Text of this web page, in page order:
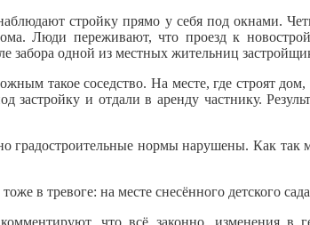
стройку прямо у себя под окнами.
Люди переживают, что проезд к
забора одной из местных жительниц
такое соседство. На месте, где строят дом,
застройку и отдали в аренду частнику.
градостроительные нормы нарушены. Как так
в тревоге: на месте снесённого детского
что всё законно, изменения в